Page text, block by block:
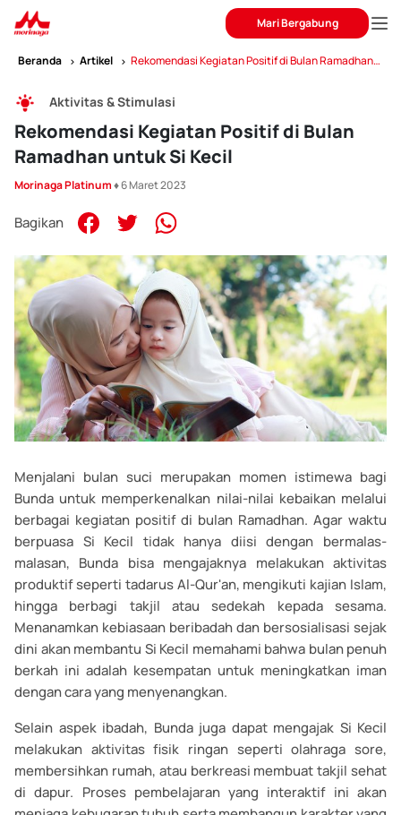
Mari Bergabung
Beranda Artikel
Rekomendasi Kegiatan Positif di Bulan Ramadhan
Aktivitas & Stimulasi
Rekomendasi Kegiatan Positif di Bulan
Ramadhan untuk Si Kecil
Morinaga Platinum♦ 6 Maret 2023
Bagikan
Menjalani bulan suci merupakan momen istimewa bagi
Bunda untuk memperkenalkan nilai-nilai kebaikan melalui
berbagai kegiatan positif di bulan Ramadhan. Agar waktu
berpuasa Si Kecil tidak hanya diisi dengan bermalas-
malasan, Bunda bisa mengajaknya melakukan aktivitas
produktif seperti tadarus Al-Qur'an, mengikuti kajian Islam,
hingga berbagi takjil atau sedekah kepada sesama.
Menanamkan kebiasaan beribadah dan bersosialisasi sejak
dini akan membantu Si Kecil memahami bahwa bulan penuh
berkah ini adalah kesempatan untuk meningkatkan iman
dengan cara yang menyenangkan.
Selain aspek ibadah, Bunda juga dapat mengajak Si Kecil
melakukan aktivitas fisik ringan seperti olahraga sore,
membersihkan rumah, atau berkreasi membuat takjil sehat
di dapur. Proses pembelajaran yang interaktif ini akan